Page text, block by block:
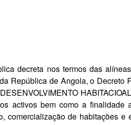
decreta nos termos das
República de Angola, o Decreto
activos bem como a
comercialização de habitações